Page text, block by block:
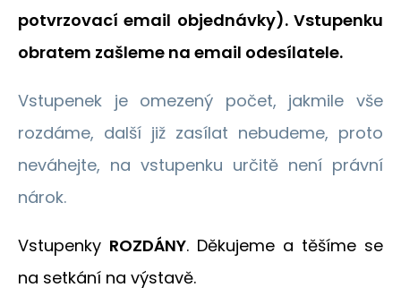
potvrzovací email objednávky). Vstupenku
obratem zašleme na email odesílatele.
Vstupenek je omezený počet, jakmile vše
rozdáme, další již zasílat nebudeme, proto
neváhejte, na vstupenku určitě není právní
nárok.
Vstupenky ROZDÁNY. Děkujeme a těšíme se
na setkání na výstavě.